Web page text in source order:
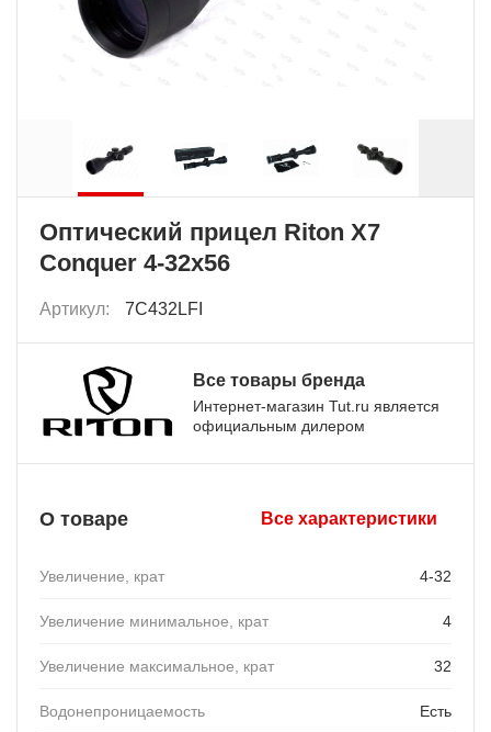
Оптический прицел Riton X7
Conquer 4-32x56
Артикул: 7C432LFI
Все товары бренда
Интернет-магазин Tut.ru является
официальным дилером
О товаре Все характеристики
Увеличение, крат 4-32
Увеличение минимальное, крат 4
Увеличение максимальное, крат 32
Водонепроницаемость Есть